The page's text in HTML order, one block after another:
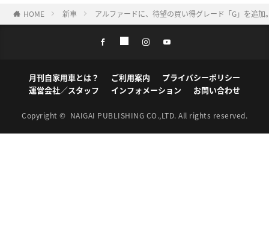
HOME 新車 アルファードに、待望の買い得グレード「G」を追
月刊自家用車とは？ ご利用案内
プライバシーポリシー
運営会社／スタッフ
インフォメーション お問い合わせ
Copyright © NAIGAI PUBLISHING CO.,LTD. All rights reserved.